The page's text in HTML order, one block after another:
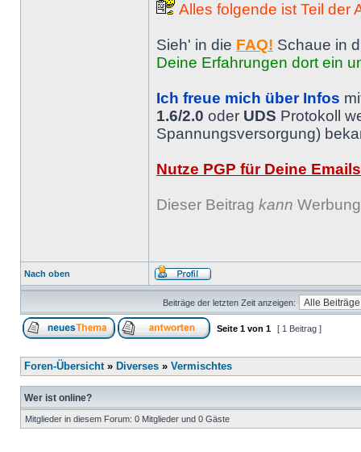
Alles folgende ist Teil der
Sieh' in die FAQ! Schaue in
Deine Erfahrungen dort ein
Ich freue mich über Infos
1.6/2.0 oder UDS Protokoll
Spannungsversorgung)
Nutze PGP für Deine
Dieser Beitrag kann
Nach oben
Beiträge der letzten Zeit anzeigen:
Seite 1 von 1 [ 1 Beitrag ]
Foren-Übersicht» Diverses » Vermischtes
Wer ist online?
Mitglieder in diesem Forum: 0 Mitglieder und 0 Gäste